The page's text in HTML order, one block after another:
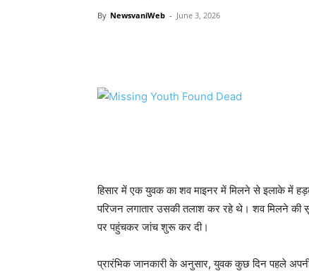
By NewsvaniWeb - June 3, 2026
हिसार में एक युवक का शव माइनर में मिलने से इलाके में
परिजन लगातार उसकी तलाश कर रहे थे। शव मिलने की
पर पहुंचकर जांच शुरू कर दी।
प्रारंभिक जानकारी के अनुसार, युवक कुछ दिन पहले